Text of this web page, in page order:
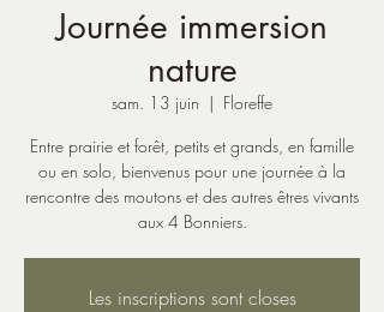
Journée immersion
nature
sam. 13 juin
  |
Floreffe
Entre prairie et forêt, petits et grands, en famille
ou en solo, bienvenus pour une journée à la
rencontre des moutons et des autres êtres vivants
aux 4 Bonniers.
Les inscriptions sont closes